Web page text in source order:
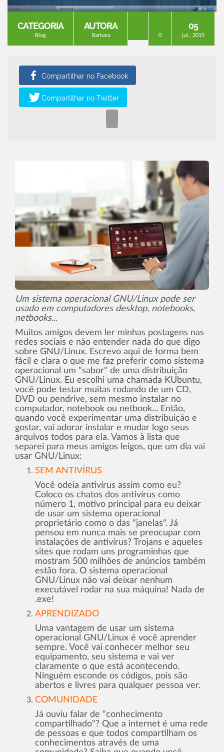
CATEGORIA
Blog
AUTORA
Barbara 0
05
jul., 2015
Um sistema operacional GNU/Linux pode ser
usado em computadores desktop, notebooks,
netbooks...
Muitos amigos devem ler minhas postagens nas
redes sociais e não entender nada do que digo
sobre GNU/Linux. Escrevo aqui de forma bem
fácil e clara o que me faz preferir como sistema
operacional um "sabor" de uma distribuição
GNU/Linux. Eu escolhi uma chamada KUbuntu,
você pode testar muitas rodando de um CD,
DVD ou pendrive, sem mesmo instalar no
computador, notebook ou netbook... Então,
quando você experimentar uma distribuição e
gostar, vai adorar instalar e mudar logo seus
arquivos todos para ela. Vamos à lista que
separei para meus amigos leigos, que um dia vai
usar GNU/Linux:
SEM ANTIVÍRUS
Você odeia antiví­rus assim como eu?
Coloco os chatos dos antivírus como
número 1, motivo principal para eu deixar
de usar um sistema operacional
proprietário como o das "janelas". Já
pensou em nunca mais se preocupar com
instalações de antivírus? Trojans e aqueles
sites que rodam uns programinhas que
mostram 500 milhões de anúncios também
estão fora. O sistema operacional
GNU/Linux não vai deixar nenhum
executável rodar na sua máquina! Nada de
.exe!
APRENDIZADO
Uma vantagem de usar um sistema
operacional GNU/Linux é você aprender
sempre. Você vai conhecer melhor seu
equipamento, seu sistema e vai ver
claramente o que está acontecendo.
Ninguém esconde os códigos, pois são
abertos e livres para qualquer pessoa ver.
COMUNIDADE
Já ouviu falar de "conhecimento
compartilhado"? Que a internet é uma rede
de pessoas e que todos compartilham os
conhecimentos através de uma